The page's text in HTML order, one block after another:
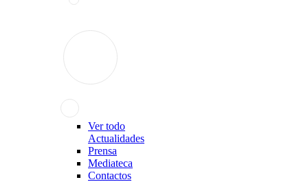
Ver todo
Actualidades
Prensa
Mediateca
Contactos